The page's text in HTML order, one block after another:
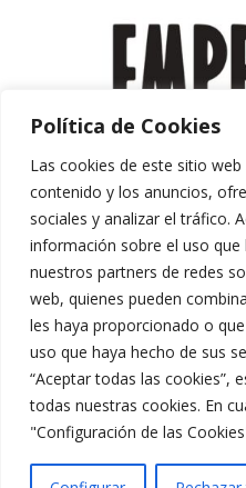
Política de Cookies
Las cookies de este sitio
contenido y los anuncios,
sociales y analizar el tráfico.
información sobre el uso
nuestros partners de redes
web, quienes pueden
les haya proporcionado o
uso que haya hecho de sus
“Aceptar todas las cookies”,
todas nuestras cookies. En
"Configuración de las
Aviso Legal y
Política de
MERAKI CULTURA